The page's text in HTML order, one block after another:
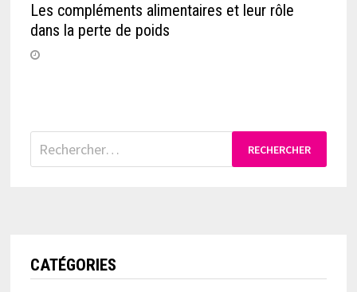
Les compléments alimentaires et leur rôle
dans la perte de poids
Rechercher :
CATÉGORIES